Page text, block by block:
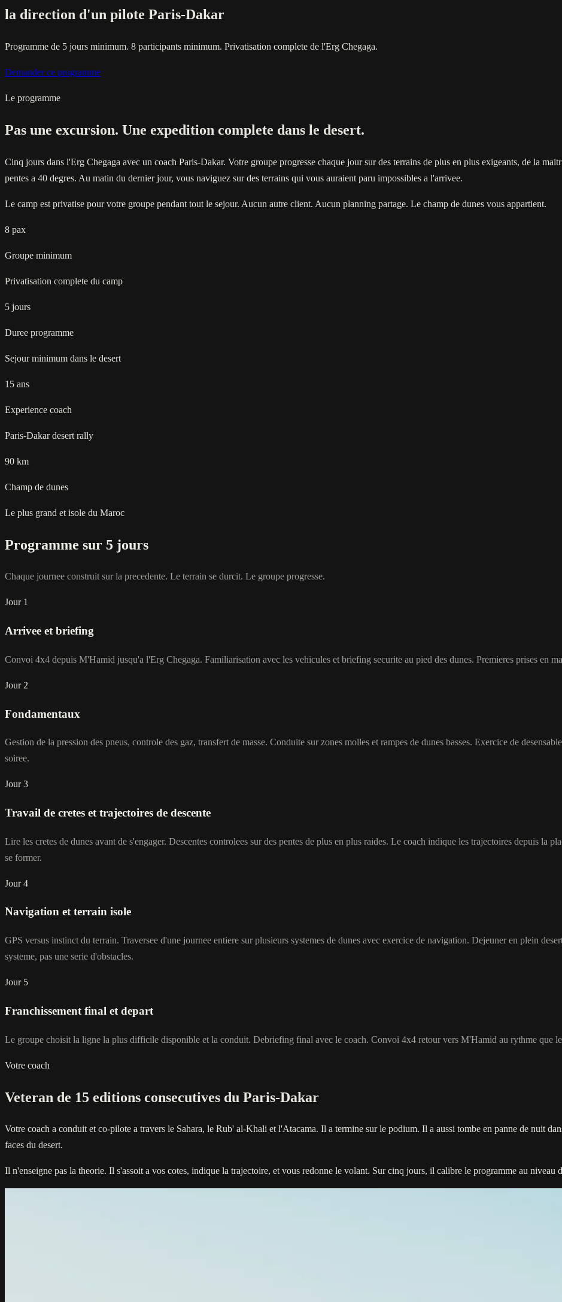
la direction d'un pilote Paris-Dakar
Programme de 5 jours minimum. 8 participants minimum. Privatisation complete de l'Erg Chegaga.
Demander ce programme
Le programme
Pas une excursion. Une expedition complete dans le desert.
Cinq jours dans l'Erg Chegaga avec un coach Paris-Dakar. Votre groupe progresse chaque jour sur des terrains de plus en plus exigeants, de la
pentes a 40 degres. Au matin du dernier jour, vous naviguez sur des terrains qui vous auraient paru impossibles a l'arrivee.
Le camp est privatise pour votre groupe pendant tout le sejour. Aucun autre client. Aucun planning partage. Le champ de dunes vous appartient.
8 pax
Groupe minimum
Privatisation complete du camp
5 jours
Duree programme
Sejour minimum dans le desert
15 ans
Experience coach
Paris-Dakar desert rally
90 km
Champ de dunes
Le plus grand et isole du Maroc
Programme sur 5 jours
Chaque journee construit sur la precedente. Le terrain se durcit. Le groupe progresse.
Jour 1
Arrivee et briefing
Convoi 4x4 depuis M'Hamid jusqu'a l'Erg Chegaga. Familiarisation avec les vehicules et briefing securite au pied des dunes. Premieres prises en
Jour 2
Fondamentaux
Gestion de la pression des pneus, controle des gaz, transfert de masse. Conduite sur zones molles et rampes de dunes basses. Exercice de
soiree.
Jour 3
Travail de cretes et trajectoires de descente
Lire les cretes de dunes avant de s'engager. Descentes controlees sur des pentes de plus en plus raides. Le coach indique les trajectoires depuis la
se former.
Jour 4
Navigation et terrain isole
GPS versus instinct du terrain. Traversee d'une journee entiere sur plusieurs systemes de dunes avec exercice de navigation. Dejeuner en plein
systeme, pas une serie d'obstacles.
Jour 5
Franchissement final et depart
Le groupe choisit la ligne la plus difficile disponible et la conduit. Debriefing final avec le coach. Convoi 4x4 retour vers M'Hamid au rythme que
Votre coach
Veteran de 15 editions consecutives du Paris-Dakar
Votre coach a conduit et co-pilote a travers le Sahara, le Rub' al-Khali et l'Atacama. Il a termine sur le podium. Il a aussi tombe en panne de nuit
faces du desert.
Il n'enseigne pas la theorie. Il s'assoit a vos cotes, indique la trajectoire, et vous redonne le volant. Sur cinq jours, il calibre le programme au niveau